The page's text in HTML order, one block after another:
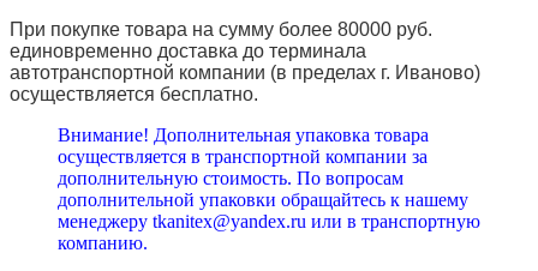
При покупке товара на сумму более 80000 руб.
единовременно доставка до терминала
автотранспортной компании (в пределах г. Иваново)
осуществляется бесплатно.
Внимание! Дополнительная упаковка товара
осуществляется в транспортной компании за
дополнительную стоимость. По вопросам
дополнительной упаковки обращайтесь к нашему
менеджеру tkanitex@yandex.ru или в транспортную
компанию.